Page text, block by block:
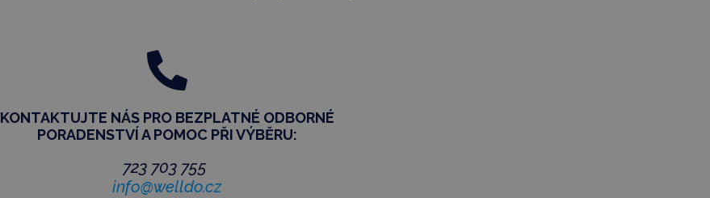

KONTAKTUJTE NÁS PRO BEZPLATNÉ ODBORNÉ
PORADENSTVÍA POMOC PŘI VÝBĚRU:
723 703 755
info@welldo.cz